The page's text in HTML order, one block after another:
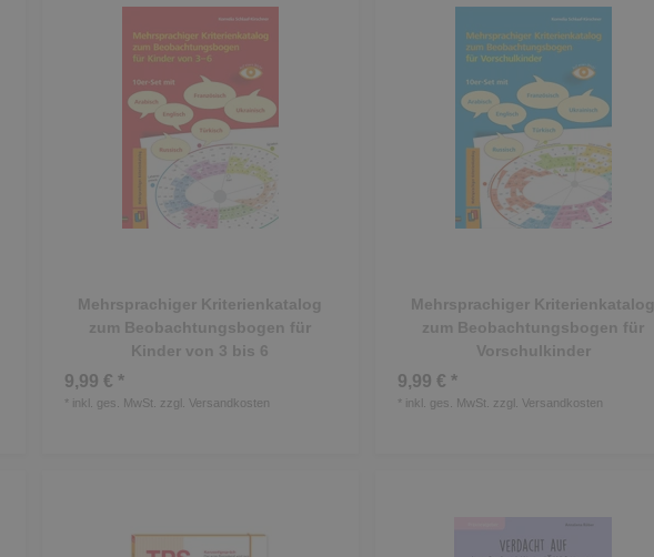
Mehrsprachiger Kriterienkatalog
zum Beobachtungsbogen für
Kinder von 3 bis 6
9,99 € *
* inkl. ges. MwSt. zzgl. Versandkosten
Mehrsprachiger Kriterienkatalog
zum Beobachtungsbogen für
Vorschulkinder
9,99 € *
* inkl. ges. MwSt. zzgl. Versandkosten